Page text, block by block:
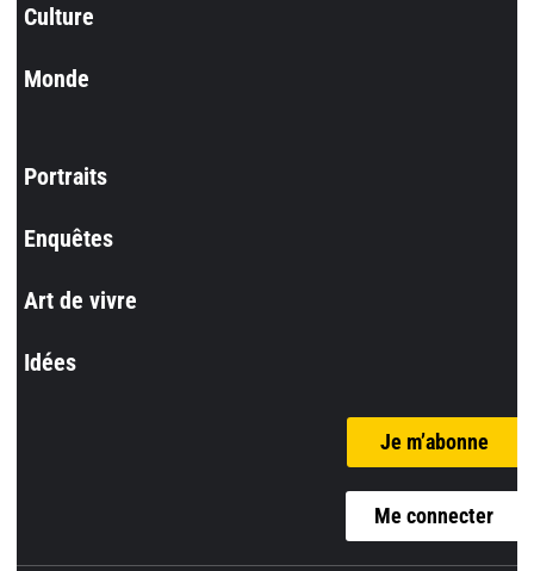
Culture
Monde
Portraits
Enquêtes
Art de vivre
Idées
Je m’abonne
Me connecter